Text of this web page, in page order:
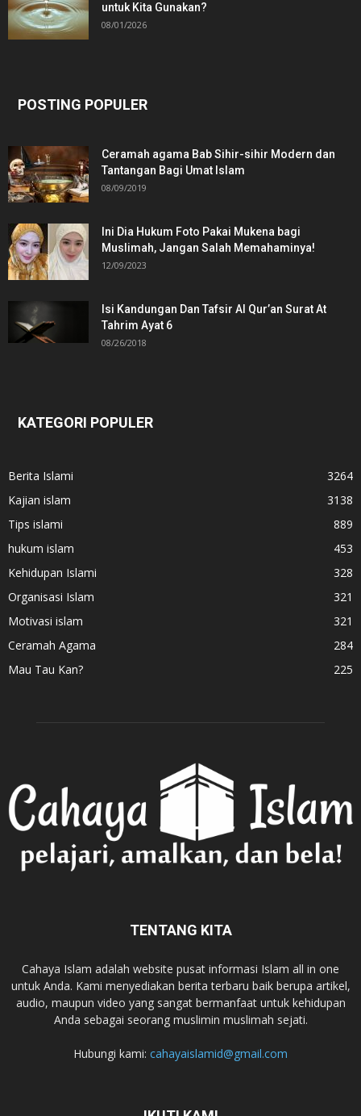
untuk Kita Gunakan?
08/01/2026
POSTING POPULER
Ceramah agama Bab Sihir-sihir Modern dan
Tantangan Bagi Umat Islam
08/09/2019
Ini Dia Hukum Foto Pakai Mukena bagi
Muslimah, Jangan Salah Memahaminya!
12/09/2023
Isi Kandungan Dan Tafsir Al Qur’an Surat At
Tahrim Ayat 6
08/26/2018
KATEGORI POPULER
Berita Islami
3264
Kajian islam
3138
Tips islami
889
hukum islam
453
Kehidupan Islami
328
Organisasi Islam
321
Motivasi islam
321
Ceramah Agama
284
Mau Tau Kan?
225
TENTANG KITA
Cahaya Islam adalah website pusat informasi Islam all in one
untuk Anda. Kami menyediakan berita terbaru baik berupa artikel,
audio, maupun video yang sangat bermanfaat untuk kehidupan
Anda sebagai seorang muslimin muslimah sejati.
Hubungi kami: cahayaislamid@gmail.com